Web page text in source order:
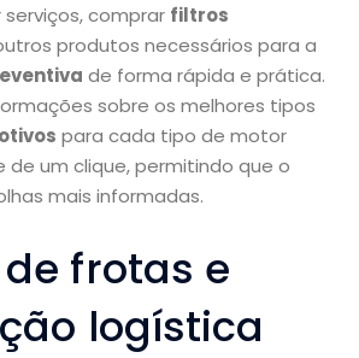
comprar filtros
produtos necessários para a
de forma rápida e prática.
sobre os melhores tipos
para cada tipo de motor
um clique, permitindo que o
mais informadas.
frotas e
logística